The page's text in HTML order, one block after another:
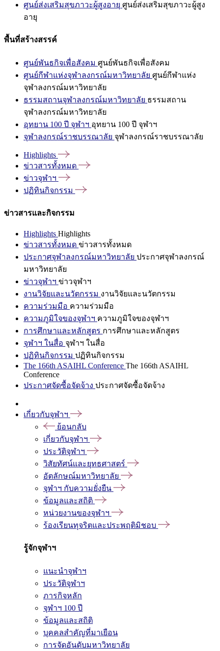
ศูนย์ส่งเสริมสุขภาวะผู้สูงอายุ ศูนย์ส่งเสริมสุขภาวะผู้สูง
อายุ
พื้นที่สร้างสรรค์
ศูนย์พันธกิจเพื่อสังคม ศูนย์พันธกิจเพื่อสังคม
ศูนย์กีฬาแห่งจุฬาลงกรณ์มหาวิทยาลัย ศูนย์กีฬาแห่ง
จุฬาลงกรณ์มหาวิทยาลัย
ธรรมสถานจุฬาลงกรณ์มหาวิทยาลัย ธรรมสถาน
จุฬาลงกรณ์มหาวิทยาลัย
อุทยาน 100 ปี จุฬาฯ อุทยาน 100 ปี จุฬาฯ
จุฬาลงกรณ์ราชบรรณาลัย จุฬาลงกรณ์ราชบรรณาลัย
Highlights
ข่าวสารทั้งหมด
ข่าวจุฬาฯ
ปฏิทินกิจกรรม
ข่าวสารและกิจกรรม
Highlights Highlights
ข่าวสารทั้งหมด ข่าวสารทั้งหมด
ประกาศจุฬาลงกรณ์มหาวิทยาลัย ประกาศจุฬาลงกรณ์
มหาวิทยาลัย
ข่าวจุฬาฯ ข่าวจุฬาฯ
งานวิจัยและนวัตกรรม งานวิจัยและนวัตกรรม
ความร่วมมือ ความร่วมมือ
ความภูมิใจของจุฬาฯ ความภูมิใจของจุฬาฯ
การศึกษาและหลักสูตร การศึกษาและหลักสูตร
จุฬาฯ ในสื่อ จุฬาฯ ในสื่อ
ปฏิทินกิจกรรม ปฏิทินกิจกรรม
The 166th ASAIHL Conference The 166th ASAIHL
Conference
ประกาศจัดซื้อจัดจ้าง ประกาศจัดซื้อจัดจ้าง
เกี่ยวกับจุฬาฯ
ย้อนกลับ
เกี่ยวกับจุฬาฯ
ประวัติจุฬาฯ
วิสัยทัศน์และยุทธศาสตร์
อัตลักษณ์มหาวิทยาลัย
จุฬาฯ กับความยั่งยืน
ข้อมูลและสถิติ
หน่วยงานของจุฬาฯ
ร้องเรียนทุจริตและประพฤติมิชอบ
รู้จักจุฬาฯ
แนะนำจุฬาฯ
ประวัติจุฬาฯ
ภารกิจหลัก
จุฬาฯ 100 ปี
ข้อมูลและสถิติ
บุคคลสำคัญที่มาเยือน
การจัดอันดับมหาวิทยาลัย